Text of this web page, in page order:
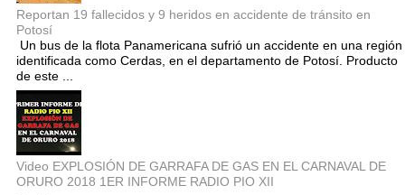
Reportan 19 fallecidos y 9 heridos en accidente de tránsito en
Potosí
Un bus de la flota Panamericana sufrió un accidente en una región
identificada como Cerdas, en el departamento de Potosí. Producto
de este ...
Video EXPLOSIÓN DE GARRAFA DE GAS EN EL CARNAVAL DE
ORURO 2018 1ER INFORME RADIO PIO XII